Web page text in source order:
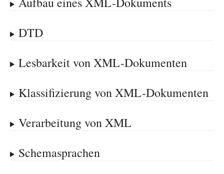
DTD
Lesbarkeit von XML-Dokumenten
Klassifizierung von XML-Dokumenten
Verarbeitung von XML
Schemasprachen